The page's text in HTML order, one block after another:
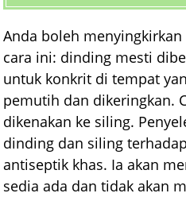
Anda boleh
cara ini: dinding mesti
untuk konkrit di tempat
pemutih dan dikeringkan.
dikenakan ke siling.
dinding dan siling
antiseptik khas. Ia akan
sedia ada dan tidak akan